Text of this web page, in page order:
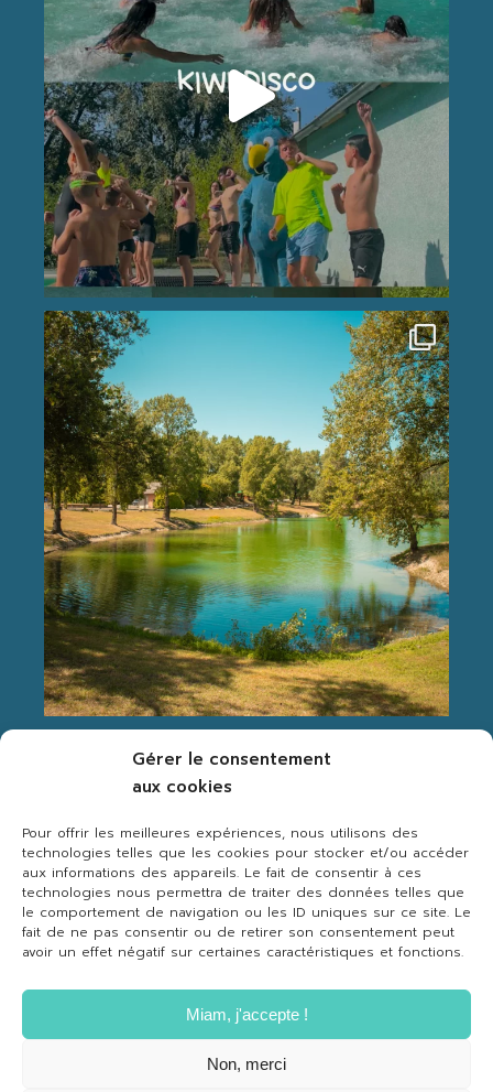
Gérer le consentement
aux cookies
Pour offrir les meilleures expériences, nous utilisons des
technologies telles que les cookies pour stocker et/ou accéder
aux informations des appareils. Le fait de consentir à ces
technologies nous permettra de traiter des données telles que
le comportement de navigation ou les ID uniques sur ce site. Le
fait de ne pas consentir ou de retirer son consentement peut
avoir un effet négatif sur certaines caractéristiques et fonctions.
Miam, j'accepte !
Non, merci
Suivez-nous Instagram